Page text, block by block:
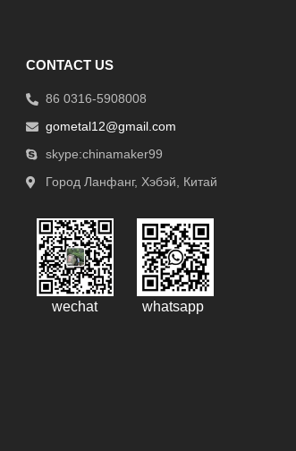
CONTACT US
86 0316-5908008
gometal12@gmail.com
skype:chinamaker99
Город Ланфанг, Хэбэй, Китай
wechat whatsapp